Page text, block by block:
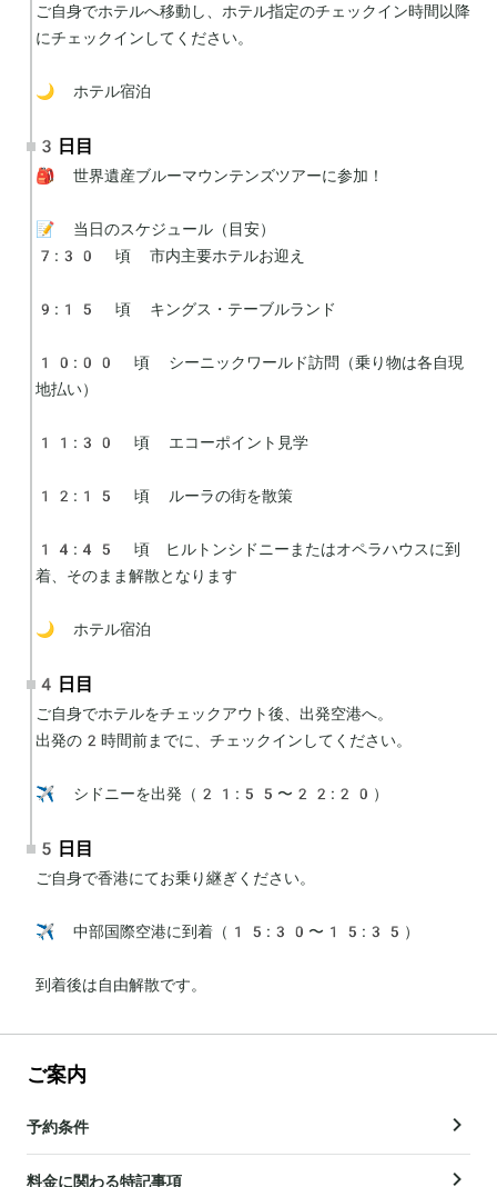
ご自身でホテルへ移動し、ホテル指定のチェックイン時間以降
にチェックインしてください。
🌙 ホテル宿泊
3日目
🎒 世界遺産ブルーマウンテンズツアーに参加！
📝 当日のスケジュール（目安）
7:30 頃 市内主要ホテルお迎え
9:15 頃 キングス・テーブルランド
10:00 頃 シーニックワールド訪問（乗り物は各自現
地払い）
11:30 頃 エコーポイント見学
12:15 頃 ルーラの街を散策
14:45 頃　ヒルトンシドニーまたはオペラハウスに到
着、そのまま解散となります
🌙 ホテル宿泊
4日目
ご自身でホテルをチェックアウト後、出発空港へ。
出発の2時間前までに、チェックインしてください。
✈️ シドニーを出発（21:55〜22:20）
5日目
ご自身で香港にてお乗り継ぎください。
✈️ 中部国際空港に到着（15:30〜15:35）
到着後は自由解散です。
ご案内
予約条件
料金に関わる特記事項